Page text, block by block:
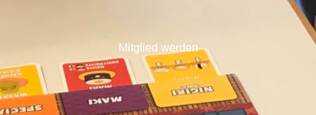
Mitglied werden